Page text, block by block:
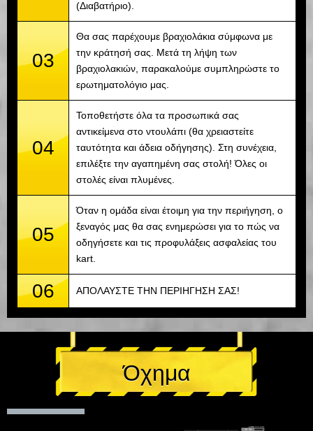
(Διαβατήριο).
03
Θα σας παρέχουμε βραχιολάκια σύμφωνα με
την κράτησή σας. Μετά τη λήψη των
βραχιολακιών, παρακαλούμε συμπληρώστε το
ερωτηματολόγιο μας.
04
Τοποθετήστε όλα τα προσωπικά σας
αντικείμενα στο ντουλάπι (θα χρειαστείτε
ταυτότητα και άδεια οδήγησης). Στη συνέχεια,
επιλέξτε την αγαπημένη σας στολή! Όλες οι
στολές είναι πλυμένες.
05
Όταν η ομάδα είναι έτοιμη για την περιήγηση, ο
ξεναγός μας θα σας ενημερώσει για το πώς να
οδηγήσετε και τις προφυλάξεις ασφαλείας του
kart.
06 ΑΠΟΛΑΥΣΤΕ ΤΗΝ ΠΕΡΙΗΓΗΣΗ ΣΑΣ!
Όχημα